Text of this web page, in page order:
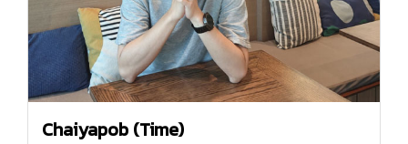
Chaiyapob (Time)